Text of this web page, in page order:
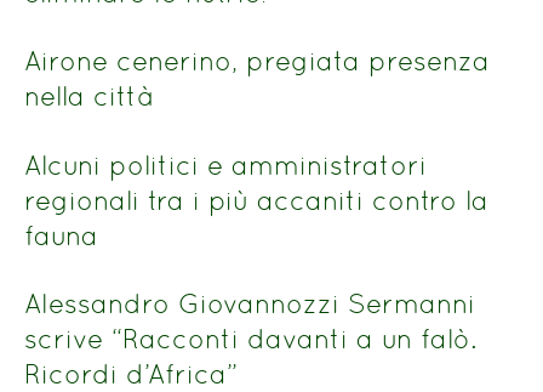
Airone cenerino, pregiata presenza
nella città
Alcuni politici e amministratori
regionali tra i più accaniti contro la
fauna
Alessandro Giovannozzi Sermanni
scrive “Racconti davanti a un falò.
Ricordi d’Africa”